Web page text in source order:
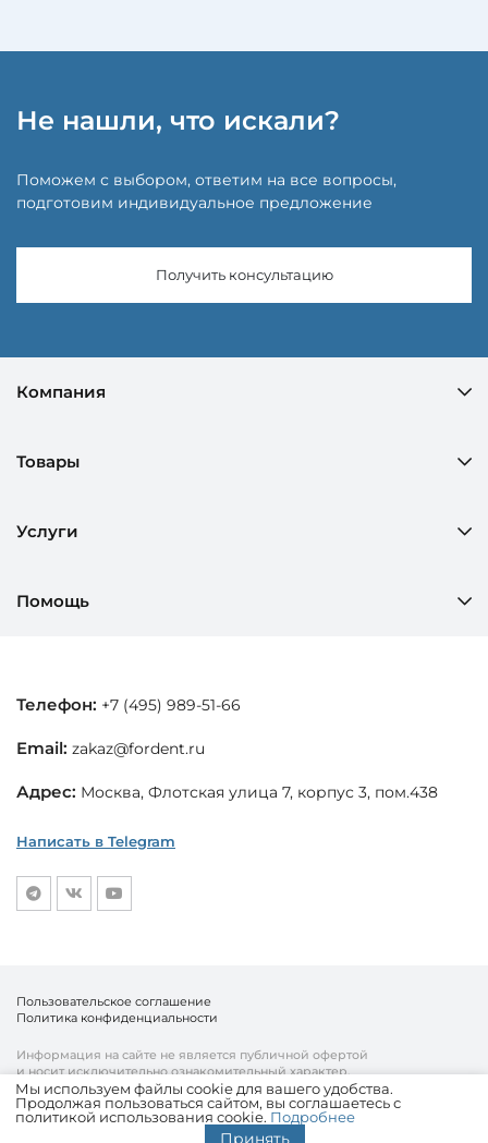
Не нашли, что искали?
Поможем с выбором, ответим на все вопросы,
подготовим индивидуальное предложение
Получить консультацию
Компания
Товары
Услуги
Помощь
Телефон: +7 (495) 989-51-66
Email: zakaz@fordent.ru
Адрес: Москва, Флотская улица 7, корпус 3, пом.438
Написать в Telegram
© «Fordent», 2010—2026
Комплексный подход к вашему бизнесу
Информация на сайте не является публичной офертой
и носит исключительно ознакомительный характер.
Пользовательское соглашение
Политика конфиденциальности
Мы используем файлы cookie для вашего удобства.
Продолжая пользоваться сайтом, вы соглашаетесь с
политикой использования cookie. Подробнее
Принять